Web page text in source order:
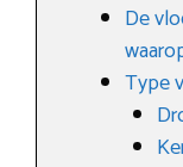
De
Type